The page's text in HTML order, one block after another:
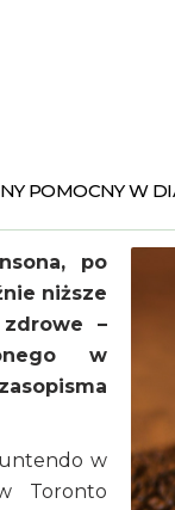
POMOCNY W
po
niższe
–
w
w
Toronto